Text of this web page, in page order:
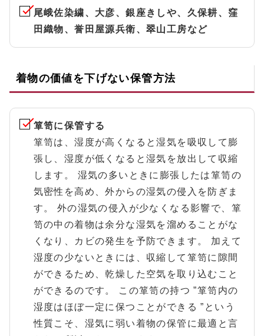
尾峨佐染繍、大彦、銀座きしや、久保耕、窪
田織物、誉田屋源兵衛、翠山工房など
着物の価値を下げない保管方法
箪笥に保管する
箪笥は、湿度が高くなると湿気を吸収して膨
張し、湿度が低くなると湿気を放出して収縮
します。 湿気の多いときに膨張したは箪笥の
気密性を高め、外からの湿気の侵入を防ぎま
す。 外の湿気の侵入が少なくなる影響で、箪
笥の中の着物は余分な湿気を溜めることがな
くなり、カビの発生を予防できます。 加えて
湿度の少ないときには、収縮して箪笥に隙間
ができるため、乾燥した空気を取り込むこと
ができるのです。 この箪笥の持つ ”箪笥内の
湿度はほぼ一定に保つことができる ”という
性質こそ、湿気に弱い着物の保管に最適と言